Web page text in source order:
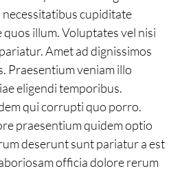
cupiditate
illum. Voluptates vel nisi
Amet ad dignissimos
Praesentium veniam illo
eligendi temporibus.
qui corrupti quo porro.
praesentium quidem optio
deserunt sunt pariatur a est
officia dolore rerum